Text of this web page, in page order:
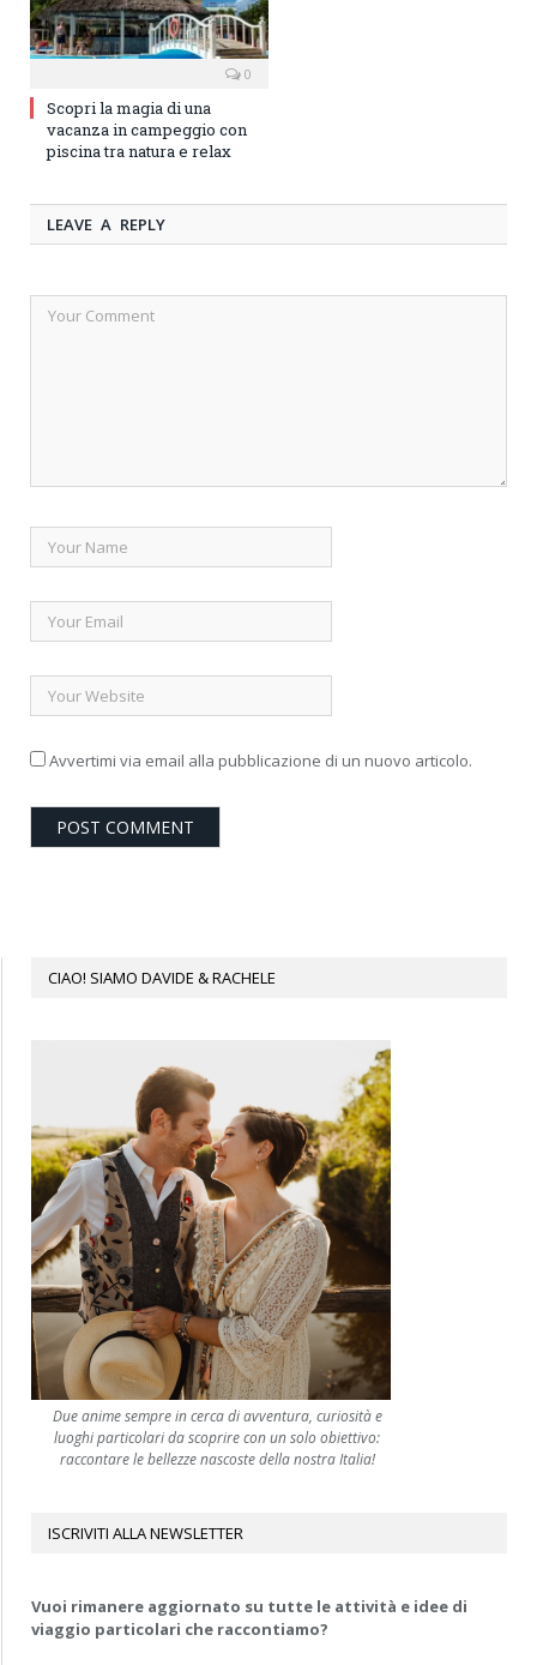
0
Scopri la magia di una
vacanza in campeggio con
piscina tra natura e relax
LEAVE A REPLY
Avvertimi via email alla pubblicazione di un nuovo articolo.
CIAO! SIAMO DAVIDE & RACHELE
Due anime sempre in cerca di avventura, curiosità e
luoghi particolari da scoprire con un solo obiettivo:
raccontare le bellezze nascoste della nostra Italia!
ISCRIVITI ALLA NEWSLETTER
Vuoi rimanere aggiornato su tutte le attività e idee di
viaggio particolari che raccontiamo?